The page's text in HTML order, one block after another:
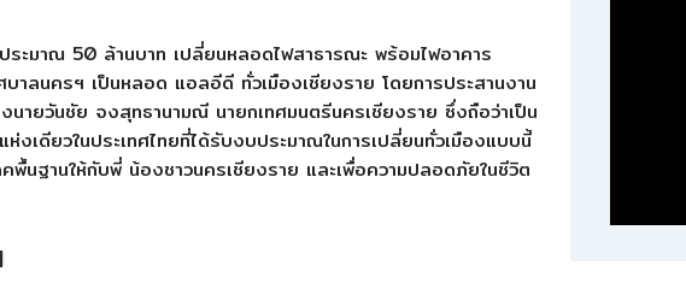
ะมาณ 50 ล้านบาท เปลี่ยนหลอดไฟสาธารณะ พร้อมไฟอาคาร
บาลนครฯ เป็นหลอด แอลอีดี ทั่วเมืองเชียงราย โดยการประสานงาน
ายวันชัย จงสุทธานามณี นายกเทศมนตรีนครเชียงราย ซึ่งถือว่าเป็น
เดียวในประเทศไทยที่ได้รับงบประมาณในการเปลี่ยนทั่วเมืองแบบนี้
พื้นฐานให้กับพี่ น้องชาวนครเชียงราย และเพื่อความปลอดภัยในชีวิต